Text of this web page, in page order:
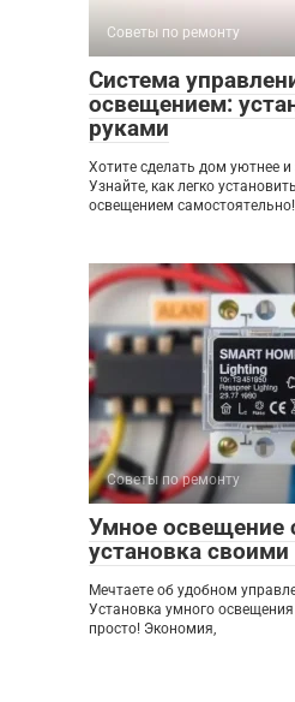
Советы по ремонту
Система
освещением:
руками
Хотите сделать дом уютнее
Узнайте, как легко
освещением самостоятельно!
Советы по ремонту
Умное освещение
установка
Мечтаете об удобном
Установка умного
просто! Экономия,